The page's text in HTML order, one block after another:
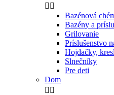
 
Bazénová
Bazény a
Grilovanie
Príslušenstvo
Hojdačky,
Slnečníky
Pre deti
Dom
 